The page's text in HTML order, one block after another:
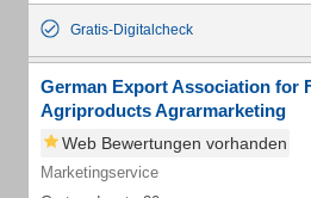
Gratis-Digitalcheck
German Export Association for
Agriproducts Agrarmarketing
Web Bewertungen vorhanden
Marketingservice